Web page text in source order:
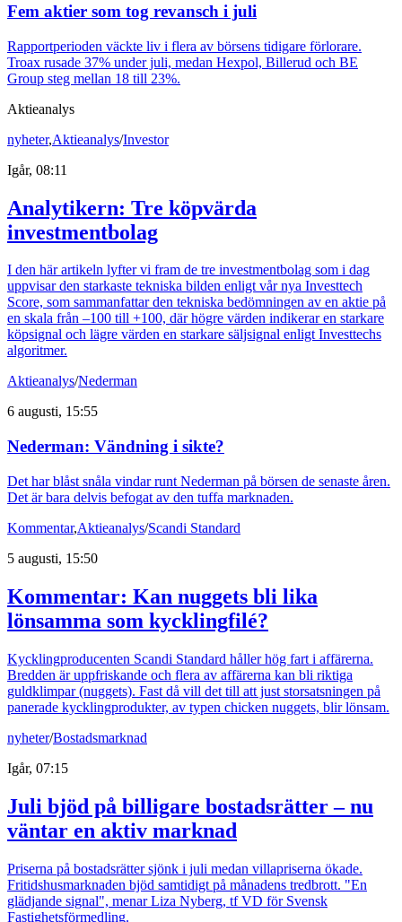
Fem aktier som tog revansch i juli
Rapportperioden väckte liv i flera av börsens tidigare förlorare.
Troax rusade 37% under juli, medan Hexpol, Billerud och BE
Group steg mellan 18 till 23%.
Aktieanalys
nyheter,Aktieanalys/Investor
Igår, 08:11
Analytikern: Tre köpvärda
investmentbolag
I den här artikeln lyfter vi fram de tre investmentbolag som i dag
uppvisar den starkaste tekniska bilden enligt vår nya Investtech
Score, som sammanfattar den tekniska bedömningen av en aktie på
en skala från –100 till +100, där högre värden indikerar en starkare
köpsignal och lägre värden en starkare säljsignal enligt Investtechs
algoritmer.
Aktieanalys/Nederman
6 augusti, 15:55
Nederman: Vändning i sikte?
Det har blåst snåla vindar runt Nederman på börsen de senaste åren.
Det är bara delvis befogat av den tuffa marknaden.
Kommentar,Aktieanalys/Scandi Standard
5 augusti, 15:50
Kommentar: Kan nuggets bli lika
lönsamma som kycklingfilé?
Kycklingproducenten Scandi Standard håller hög fart i affärerna.
Bredden är uppfriskande och flera av affärerna kan bli riktiga
guldklimpar (nuggets). Fast då vill det till att just storsatsningen på
panerade kycklingprodukter, av typen chicken nuggets, blir lönsam.
nyheter/Bostadsmarknad
Igår, 07:15
Juli bjöd på billigare bostadsrätter – nu
väntar en aktiv marknad
Priserna på bostadsrätter sjönk i juli medan villapriserna ökade.
Fritidshusmarknaden bjöd samtidigt på månadens tredbrott. "En
glädjande signal", menar Liza Nyberg, tf VD för Svensk
Fastighetsförmedling.